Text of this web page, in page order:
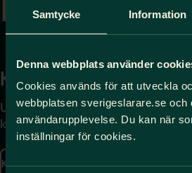
Samtycke Information
Denna webbplats använder
Cookies används för att utveckla
webbplatsen sverigeslarare.se och
användarupplevelse. Du kan när
inställningar för cookies.
Kontakta
Uppgifter om hur du
kontaktar oss finns här.
Kontakta oss
på